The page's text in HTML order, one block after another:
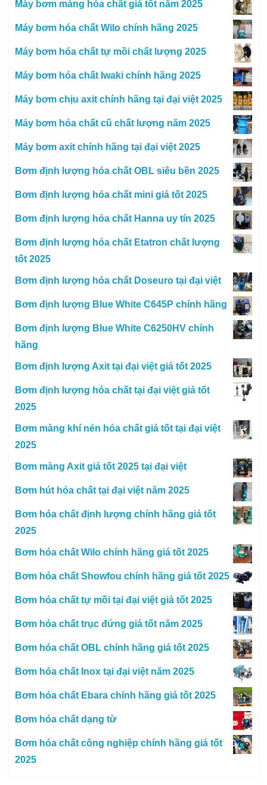
Máy bơm màng hóa chất giá tốt năm 2025
Máy bơm hóa chất Wilo chính hãng 2025
Máy bơm hóa chất tự mồi chất lượng 2025
Máy bơm hóa chất Iwaki chính hãng 2025
Máy bơm chịu axit chính hãng tại đại việt 2025
Máy bơm hóa chất cũ chất lượng năm 2025
Máy bơm axit chính hãng tại đại việt 2025
Bơm định lượng hóa chất OBL siêu bền 2025
Bơm định lượng hóa chất mini giá tốt 2025
Bơm định lượng hóa chất Hanna uy tín 2025
Bơm định lượng hóa chất Etatron chất lượng
tốt 2025
Bơm định lượng hóa chất Doseuro tại đại việt
Bơm định lượng Blue White C645P chính hãng
Bơm định lượng Blue White C6250HV chính
hãng
Bơm định lượng Axit tại đại việt giá tốt 2025
Bơm định lượng hóa chất tại đại việt giá tốt
2025
Bơm màng khí nén hóa chất giá tốt tại đại việt
2025
Bơm màng Axit giá tốt 2025 tại đại việt
Bơm hút hóa chất tại đại việt năm 2025
Bơm hóa chất định lượng chính hãng giá tốt
2025
Bơm hóa chất Wilo chính hãng giá tốt 2025
Bơm hóa chất Showfou chính hãng giá tốt 2025
Bơm hóa chất tự mồi tại đại việt giá tốt 2025
Bơm hóa chất trục đứng giá tốt năm 2025
Bơm hóa chất OBL chính hãng giá tốt 2025
Bơm hóa chất Inox tại đại việt năm 2025
Bơm hóa chất Ebara chính hãng giá tốt 2025
Bơm hóa chất dạng từ
Bơm hóa chất công nghiệp chính hãng giá tốt
2025